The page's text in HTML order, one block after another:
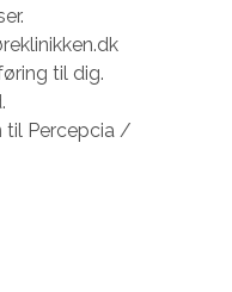
til dig.
til Percepcia /